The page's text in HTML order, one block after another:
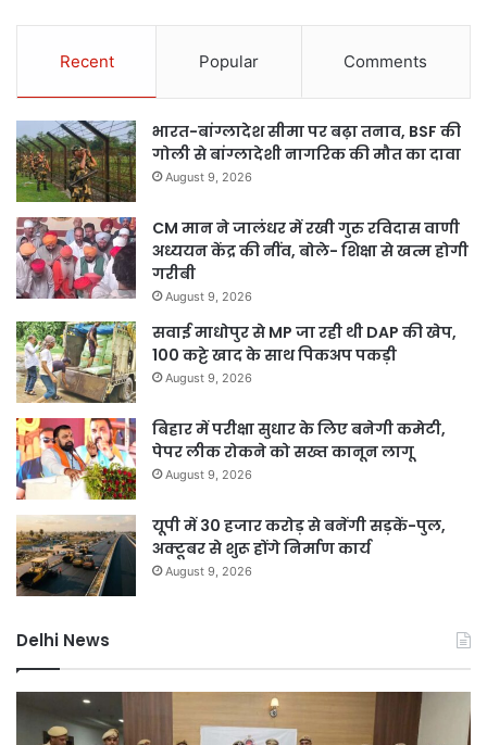
Recent Popular Comments
भारत-बांग्लादेश सीमा पर बढ़ा तनाव, BSF की
गोली से बांग्लादेशी नागरिक की मौत का दावा
August 9, 2026
CM मान ने जालंधर में रखी गुरु रविदास वाणी
अध्ययन केंद्र की नींव, बोले- शिक्षा से खत्म होगी
गरीबी
August 9, 2026
सवाई माधोपुर से MP जा रही थी DAP की खेप,
100 कट्टे खाद के साथ पिकअप पकड़ी
August 9, 2026
बिहार में परीक्षा सुधार के लिए बनेगी कमेटी,
पेपर लीक रोकने को सख्त कानून लागू
August 9, 2026
यूपी में 30 हजार करोड़ से बनेंगी सड़कें-पुल,
अक्टूबर से शुरू होंगे निर्माण कार्य
August 9, 2026
Delhi News